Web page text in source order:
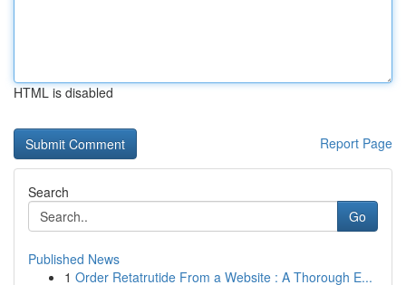
HTML is disabled
Report Page
Search
Go
Published News
1 Order Retatrutide From a Website : A Thorough E...